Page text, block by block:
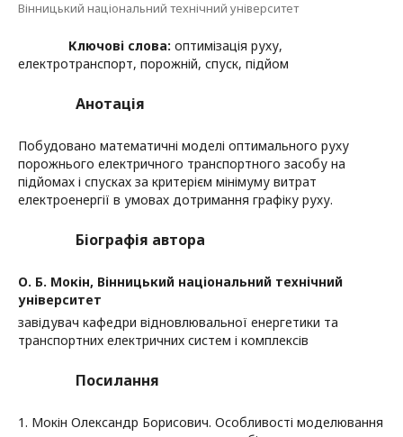
Вінницький національний технічний університет
Ключові слова: оптимізація руху,
електротранспорт, порожній, спуск, підйом
Анотація
Побудовано математичні моделі оптимального руху
порожнього електричного транспортного засобу на
підйомах і спусках за критерієм мінімуму витрат
електроенергії в умовах дотримання графіку руху.
Біографія автора
О. Б. Мокін, Вінницький національний технічний
університет
завідувач кафедри відновлювальної енергетики та
транспортних електричних систем і комплексів
Посилання
1. Мокін Олександр Борисович. Особливості моделювання